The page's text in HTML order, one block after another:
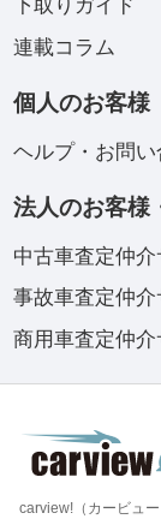
下取りガイド
連載コラム
個人のお客様
ヘルプ・お問い
法人のお客様
中古車査定仲介
事故車査定仲介
商用車査定仲介
carview!（カービュ